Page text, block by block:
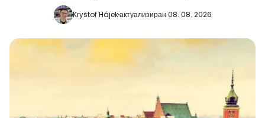
Kryštof Hájekактуализиран 08. 08. 2026
Продължете с Facebook
Продължете с имейл